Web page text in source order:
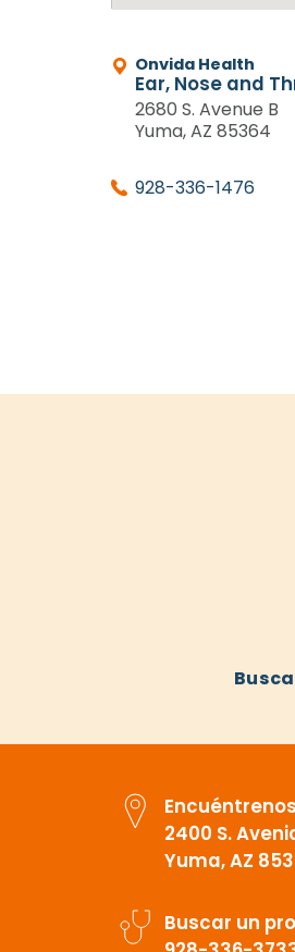
Onvida Health
Ear, Nose and
2680 S. Avenue B
Yuma, AZ 85364
928-336-1476
Encuéntrenos
2400 S.
Yuma, AZ
Buscar un